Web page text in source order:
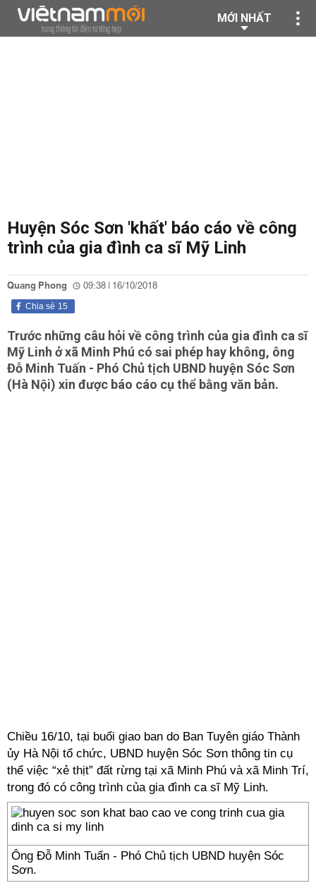
MỚI NHẤT
Huyện Sóc Sơn 'khất' báo cáo về công
trình của gia đình ca sĩ Mỹ Linh
Quang Phong 09:38 | 16/10/2018
15
Chia sẻ
Trước những câu hỏi về công trình của gia đình ca sĩ
Mỹ Linh ở xã Minh Phú có sai phép hay không, ông
Đỗ Minh Tuấn - Phó Chủ tịch UBND huyện Sóc Sơn
(Hà Nội) xin được báo cáo cụ thể bằng văn bản.
Chiều 16/10, tại buổi giao ban do Ban Tuyên giáo Thành
ủy Hà Nội tổ chức, UBND huyện Sóc Sơn thông tin cụ
thể việc “xẻ thịt” đất rừng tại xã Minh Phú và xã Minh Trí,
trong đó có công trình của gia đình ca sĩ Mỹ Linh.
Ông Đỗ Minh Tuấn - Phó Chủ tịch UBND huyện Sóc
Sơn.